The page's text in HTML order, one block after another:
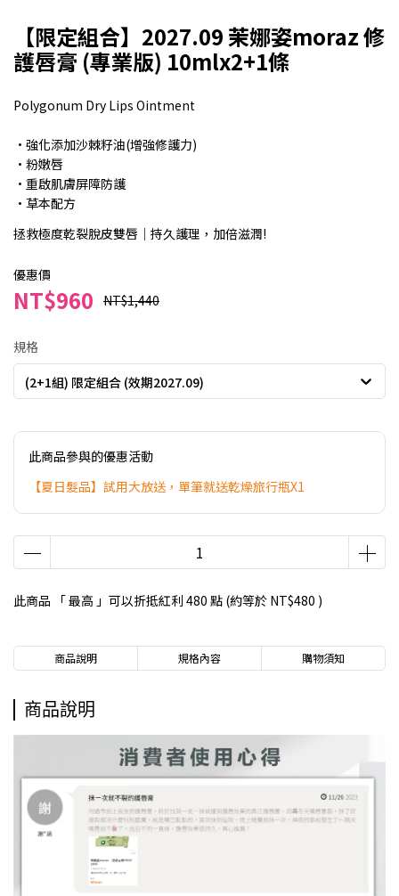
【限定組合】2027.09 茉娜姿moraz 修
護唇膏 (專業版) 10mlx2+1條
Polygonum Dry Lips Ointment
·強化添加沙棘籽油(增強修護力)
·粉嫩唇
·重啟肌膚屏障防護
·草本配方
拯救極度乾裂脫皮雙唇｜持久護理，加倍滋潤!
優惠價
NT$960 NT$1,440
規格
(2+1組) 限定組合 (效期2027.09)
此商品參與的優惠活動
【夏日髮品】試用大放送，單筆就送乾燥旅行瓶X1
此商品 「 最高 」可以折抵紅利 480 點 (約等於 NT$480 )
商品說明 規格內容 購物須知
商品說明